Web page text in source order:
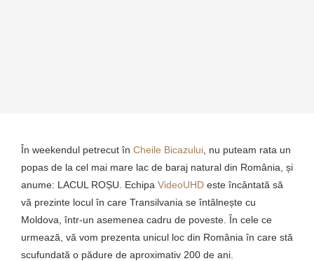
În weekendul petrecut în Cheile Bicazului , nu puteam rata un
popas de la cel mai mare lac de baraj natural din România, și
anume: LACUL ROȘU. Echipa VideoUHD este încântată să
vă prezinte locul în care Transilvania se întâlnește cu
Moldova, într-un asemenea cadru de poveste. În cele ce
urmează, vă vom prezenta unicul loc din România în care stă
scufundată o pădure de aproximativ 200 de ani.